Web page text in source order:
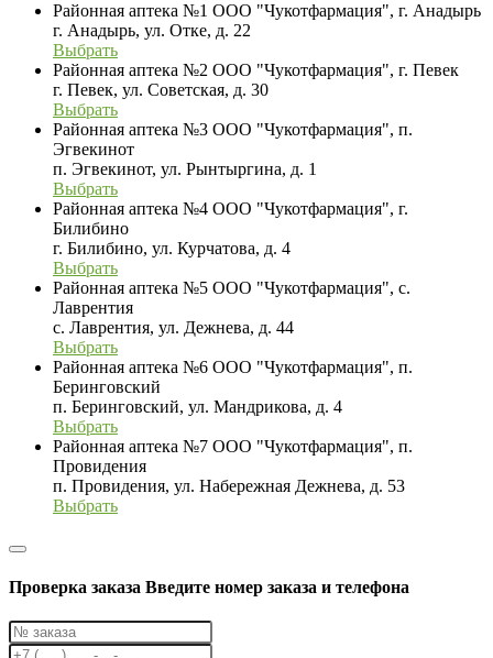
Районная аптека №1 ООО "Чукотфармация", г. Анадырь
г. Анадырь, ул. Отке, д. 22
Выбрать
Районная аптека №2 ООО "Чукотфармация", г. Певек
г. Певек, ул. Советская, д. 30
Выбрать
Районная аптека №3 ООО "Чукотфармация", п.
Эгвекинот
п. Эгвекинот, ул. Рынтыргина, д. 1
Выбрать
Районная аптека №4 ООО "Чукотфармация", г.
Билибино
г. Билибино, ул. Курчатова, д. 4
Выбрать
Районная аптека №5 ООО "Чукотфармация", с.
Лаврентия
с. Лаврентия, ул. Дежнева, д. 44
Выбрать
Районная аптека №6 ООО "Чукотфармация", п.
Беринговский
п. Беринговский, ул. Мандрикова, д. 4
Выбрать
Районная аптека №7 ООО "Чукотфармация", п.
Провидения
п. Провидения, ул. Набережная Дежнева, д. 53
Выбрать
Проверка заказа Введите номер заказа и телефона